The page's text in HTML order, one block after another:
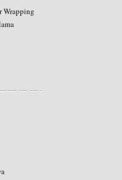
Wrapping